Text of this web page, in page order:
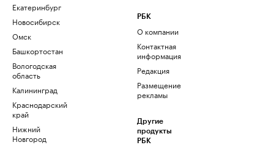
Екатеринбург
Новосибирск
Омск
Башкортостан
Вологодская
область
Калининград
Краснодарский
край
Нижний
Новгород
РБК
О компании
Контактная
информация
Редакция
Размещение
рекламы
Другие
продукты
РБК